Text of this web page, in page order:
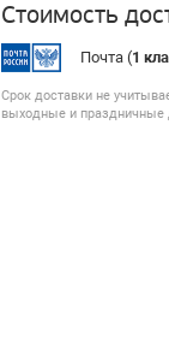
Стоимость
Почта (1
Срок доставки не
выходные и праздничные